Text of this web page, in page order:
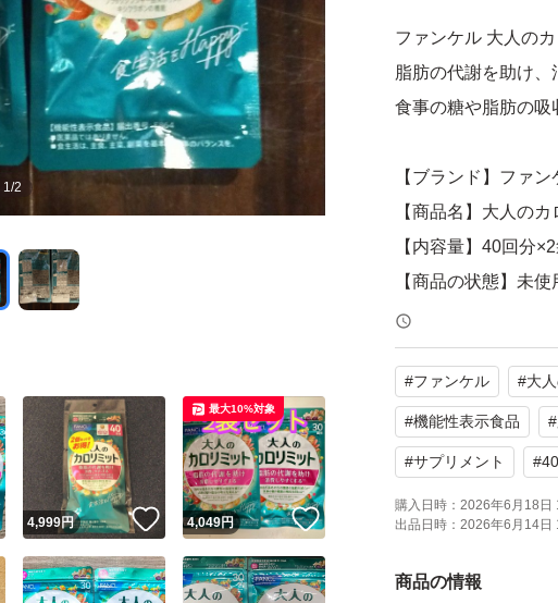
1/2
ファンケル 大人の
脂肪の代謝を助け、
食事の糖や脂肪の吸
【ブランド】ファン
【商品名】大人のカ
【内容量】40回分
【商品の状態】未使
よろしくお願いいた
#ファンケル #大
#機能性表示食品 #
#サプリメント #
購入日時： 2026年6月18日
出品日時： 2026年6月14日
商品の情報
いいね！
4,999円 いいね！
4,049円 いいね！
最大10%対象